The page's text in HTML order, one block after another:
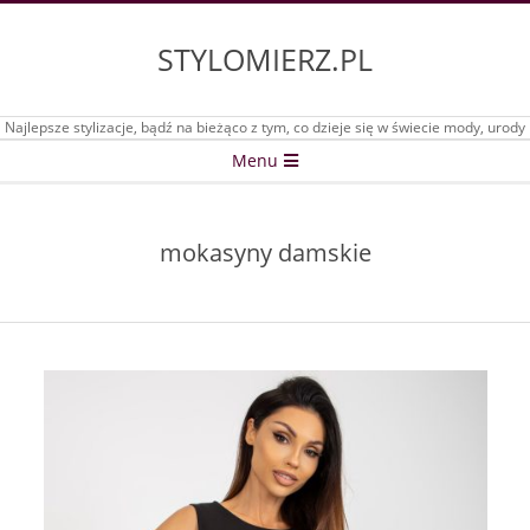
STYLOMIERZ.PL
Najlepsze stylizacje, bądź na bieżąco z tym, co dzieje się w świecie mody, urody
Menu
mokasyny damskie